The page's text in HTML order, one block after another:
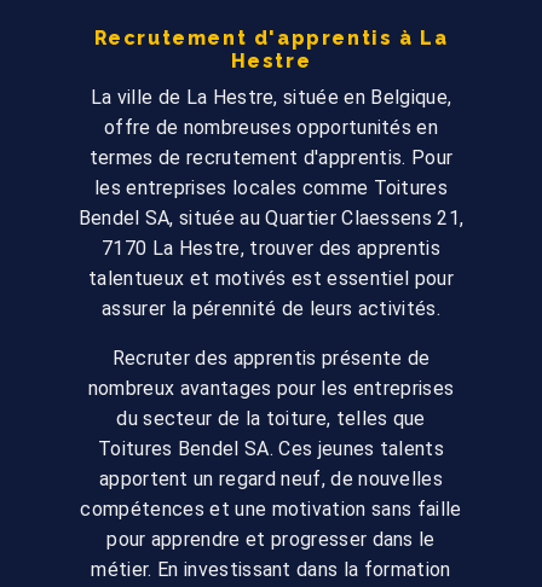
Recrutement d'apprentis à La
Hestre
La ville de La Hestre, située en Belgique,
offre de nombreuses opportunités en
termes de recrutement d'apprentis. Pour
les entreprises locales comme Toitures
Bendel SA, située au Quartier Claessens 21,
7170 La Hestre, trouver des apprentis
talentueux et motivés est essentiel pour
assurer la pérennité de leurs activités.
Recruter des apprentis présente de
nombreux avantages pour les entreprises
du secteur de la toiture, telles que
Toitures Bendel SA. Ces jeunes talents
apportent un regard neuf, de nouvelles
compétences et une motivation sans faille
pour apprendre et progresser dans le
métier. En investissant dans la formation